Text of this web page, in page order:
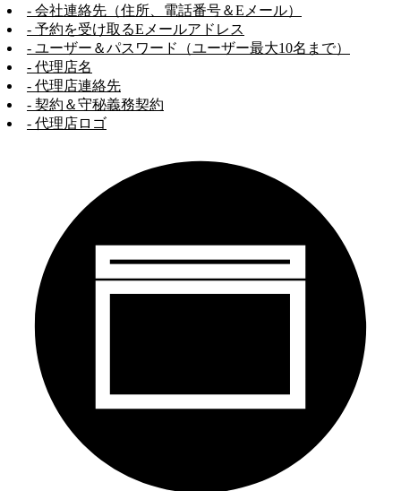
- 会社連絡先（住所、電話番号＆Eメール）
- 予約を受け取るEメールアドレス
- ユーザー＆パスワード（ユーザー最大10名まで）
- 代理店名
- 代理店連絡先
- 契約＆守秘義務契約
- 代理店ロゴ